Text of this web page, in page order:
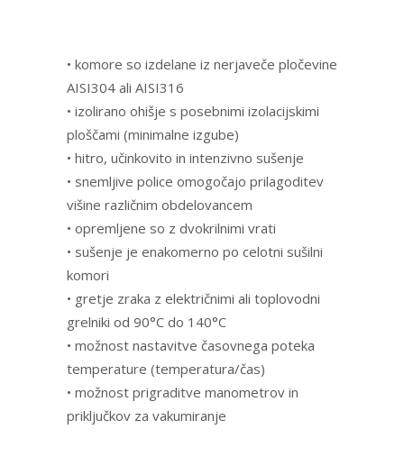
• komore so izdelane iz nerjaveče pločevine
AISI304 ali AISI316
• izolirano ohišje s posebnimi izolacijskimi
ploščami (minimalne izgube)
• hitro, učinkovito in intenzivno sušenje
• snemljive police omogočajo prilagoditev
višine različnim obdelovancem
• opremljene so z dvokrilnimi vrati
• sušenje je enakomerno po celotni sušilni
komori
• gretje zraka z električnimi ali toplovodni
grelniki od 90°C do 140°C
• možnost nastavitve časovnega poteka
temperature (temperatura/čas)
• možnost prigraditve manometrov in
priključkov za vakumiranje